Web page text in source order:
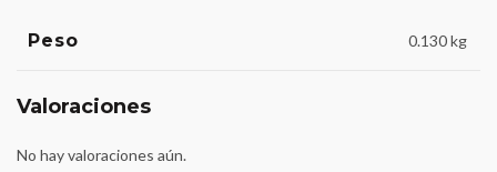
Peso 0.130 kg
Valoraciones
No hay valoraciones aún.